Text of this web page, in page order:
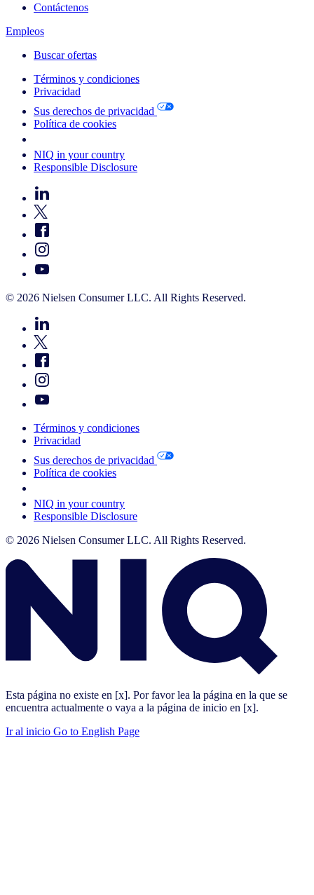
Contáctenos
Empleos
Buscar ofertas
Términos y condiciones
Privacidad
Sus derechos de privacidad
Política de cookies
NIQ in your country
Responsible Disclosure
© 2026 Nielsen Consumer LLC. All Rights Reserved.
Términos y condiciones
Privacidad
Sus derechos de privacidad
Política de cookies
NIQ in your country
Responsible Disclosure
© 2026 Nielsen Consumer LLC. All Rights Reserved.
Esta página no existe en [x]. Por favor lea la página en la que se
encuentra actualmente o vaya a la página de inicio en [x].
Ir al inicio Go to English Page